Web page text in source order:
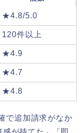
★4.8/5.0
120件以上
★4.9
★4.7
★4.8
で追加請求がなか